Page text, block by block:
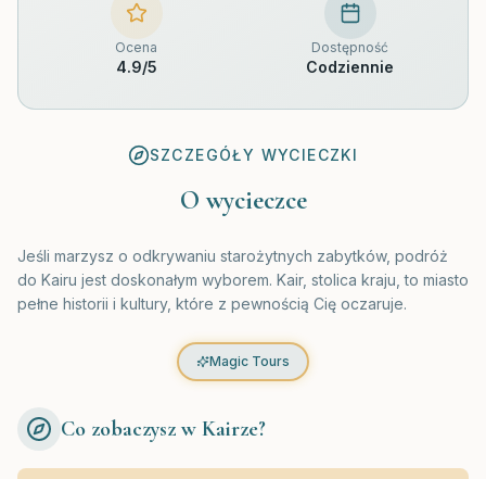
Ocena
4.9/5
Dostępność
Codziennie
SZCZEGÓŁY WYCIECZKI
O wycieczce
Jeśli marzysz o odkrywaniu starożytnych zabytków, podróż
do Kairu jest doskonałym wyborem. Kair, stolica kraju, to miasto
pełne historii i kultury, które z pewnością Cię oczaruje.
Magic Tours
Co zobaczysz w Kairze?